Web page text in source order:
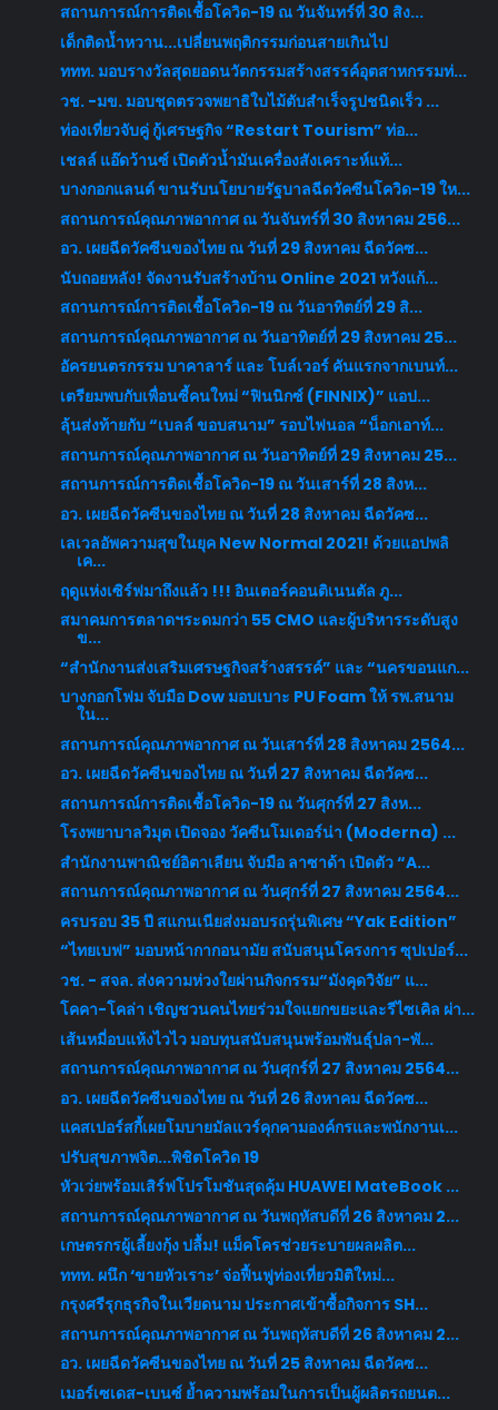
สถานการณ์การติดเชื้อโควิด-19 ณ วันจันทร์ที่ 30 สิง...
เด็กติดน้ำหวาน...เปลี่ยนพฤติกรรมก่อนสายเกินไป
ททท. มอบรางวัลสุดยอดนวัตกรรมสร้างสรรค์อุตสาหกรรมท่...
วช. -มข. มอบชุดตรวจพยาธิใบไม้ตับสำเร็จรูปชนิดเร็ว ...
ท่องเที่ยวจับคู่ กู้เศรษฐกิจ “Restart Tourism” ท่อ...
เชลล์ แอ๊ดว้านซ์ เปิดตัวน้ำมันเครื่องสังเคราะห์แท้...
บางกอกแลนด์ ขานรับนโยบายรัฐบาลฉีดวัคซีนโควิด-19 ให...
สถานการณ์คุณภาพอากาศ ณ วันจันทร์ที่ 30 สิงหาคม 256...
อว. เผยฉีดวัคซีนของไทย ณ วันที่ 29 สิงหาคม ฉีดวัคซ...
นับถอยหลัง! จัดงานรับสร้างบ้าน Online 2021 หวังแก้...
สถานการณ์การติดเชื้อโควิด-19 ณ วันอาทิตย์ที่ 29 สิ...
สถานการณ์คุณภาพอากาศ ณ วันอาทิตย์ที่ 29 สิงหาคม 25...
อัครยนตรกรรม บาคาลาร์ และ โบล์เวอร์ คันแรกจากเบนท์...
เตรียมพบกับเพื่อนซี้คนใหม่ “ฟินนิกซ์ (FINNIX)” แอป...
ลุ้นส่งท้ายกับ “เบลล์ ขอบสนาม” รอบไฟนอล “น็อกเอาท์...
สถานการณ์คุณภาพอากาศ ณ วันอาทิตย์ที่ 29 สิงหาคม 25...
สถานการณ์การติดเชื้อโควิด-19 ณ วันเสาร์ที่ 28 สิงห...
อว. เผยฉีดวัคซีนของไทย ณ วันที่ 28 สิงหาคม ฉีดวัคซ...
เลเวลอัพความสุขในยุค New Normal 2021! ด้วยแอปพลิ
เค...
ฤดูแห่งเซิร์ฟมาถึงแล้ว !!! อินเตอร์คอนติเนนตัล ภู...
สมาคมการตลาดฯระดมกว่า 55 CMO และผู้บริหารระดับสูง
ข...
“สำนักงานส่งเสริมเศรษฐกิจสร้างสรรค์” และ “นครขอนแก...
บางกอกโฟม จับมือ Dow มอบเบาะ PU Foam ให้ รพ.สนาม
ใน...
สถานการณ์คุณภาพอากาศ ณ วันเสาร์ที่ 28 สิงหาคม 2564...
อว. เผยฉีดวัคซีนของไทย ณ วันที่ 27 สิงหาคม ฉีดวัคซ...
สถานการณ์การติดเชื้อโควิด-19 ณ วันศุกร์ที่ 27 สิงห...
โรงพยาบาลวิมุต เปิดจอง วัคซีนโมเดอร์น่า (Moderna) ...
สำนักงานพาณิชย์อิตาเลียน จับมือ ลาซาด้า เปิดตัว “A...
สถานการณ์คุณภาพอากาศ ณ วันศุกร์ที่ 27 สิงหาคม 2564...
ครบรอบ 35 ปี สแกนเนียส่งมอบรถรุ่นพิเศษ “Yak Edition”
“ไทยเบฟ” มอบหน้ากากอนามัย สนับสนุนโครงการ ซุปเปอร์...
วช. - สจล. ส่งความห่วงใยผ่านกิจกรรม“มังคุดวิจัย” แ...
โคคา-โคล่า เชิญชวนคนไทยร่วมใจแยกขยะและรีไซเคิล ผ่า...
เส้นหมี่อบแห้งไวไว มอบทุนสนับสนุนพร้อมพันธุ์ปลา-พั...
สถานการณ์คุณภาพอากาศ ณ วันศุกร์ที่ 27 สิงหาคม 2564...
อว. เผยฉีดวัคซีนของไทย ณ วันที่ 26 สิงหาคม ฉีดวัคซ...
แคสเปอร์สกี้เผยโมบายมัลแวร์คุกคามองค์กรและพนักงานเ...
ปรับสุขภาพจิต...พิชิตโควิด 19
หัวเว่ยพร้อมเสิร์ฟโปรโมชันสุดคุ้ม HUAWEI MateBook ...
สถานการณ์คุณภาพอากาศ ณ วันพฤหัสบดีที่ 26 สิงหาคม 2...
เกษตรกรผู้เลี้ยงกุ้ง ปลื้ม! แม็คโครช่วยระบายผลผลิต...
ททท. ผนึก ‘ขายหัวเราะ’ จ่อฟื้นฟูท่องเที่ยวมิติใหม่...
กรุงศรีรุกธุรกิจในเวียดนาม ประกาศเข้าซื้อกิจการ SH...
สถานการณ์คุณภาพอากาศ ณ วันพฤหัสบดีที่ 26 สิงหาคม 2...
อว. เผยฉีดวัคซีนของไทย ณ วันที่ 25 สิงหาคม ฉีดวัคซ...
เมอร์เซเดส-เบนซ์ ย้ำความพร้อมในการเป็นผู้ผลิตรถยนต...